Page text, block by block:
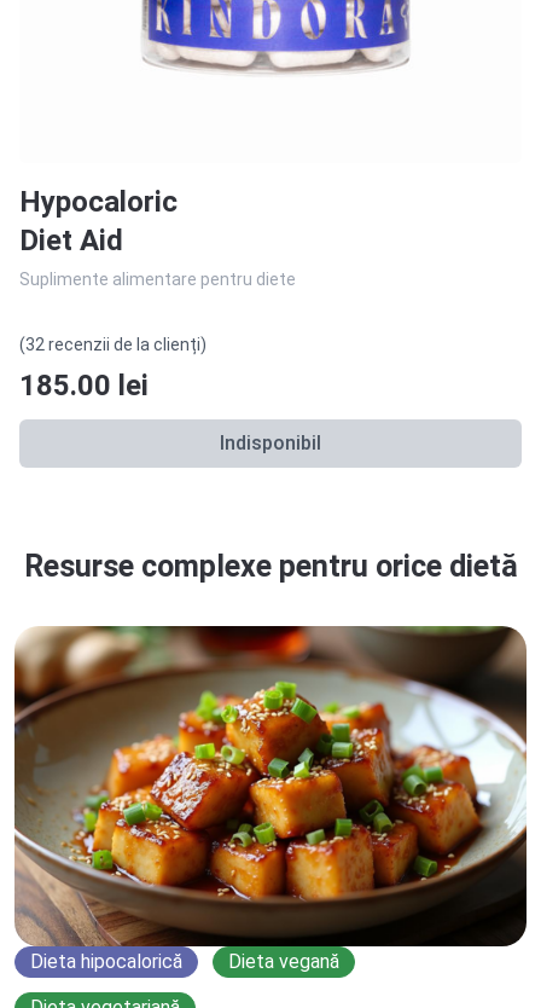
Hypocaloric
Diet Aid
Suplimente alimentare pentru diete
(32 recenzii de la clienți)
185.00 lei
Indisponibil
Resurse complexe pentru orice dietă
Dieta hipocalorică
Dieta vegană